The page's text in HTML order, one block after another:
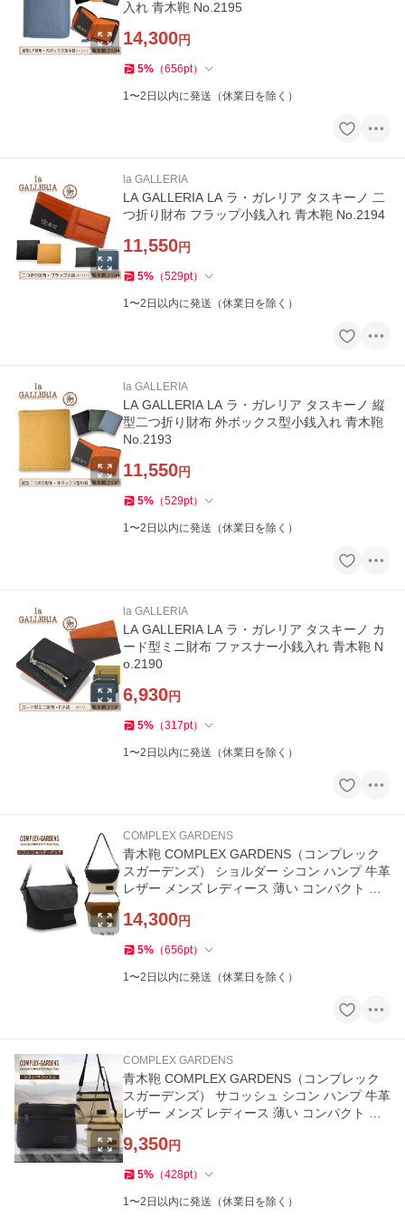
入れ 青木鞄 No.2195
14,300円
5% （656pt）
1〜2日以内に発送（休業日を除く）
la GALLERIA
LA GALLERIA LA ラ・ガレリア タスキーノ 二
つ折り財布 フラップ小銭入れ 青木鞄 No.2194
11,550円
5% （529pt）
1〜2日以内に発送（休業日を除く）
la GALLERIA
LA GALLERIA LA ラ・ガレリア タスキーノ 縦
型二つ折り財布 外ボックス型小銭入れ 青木鞄
No.2193
11,550円
5% （529pt）
1〜2日以内に発送（休業日を除く）
la GALLERIA
LA GALLERIA LA ラ・ガレリア タスキーノ カ
ード型ミニ財布 ファスナー小銭入れ 青木鞄 N
o.2190
6,930円
5% （317pt）
1〜2日以内に発送（休業日を除く）
COMPLEX GARDENS
青木鞄 COMPLEX GARDENS（コンプレック
スガーデンズ） ショルダー シコン ハンプ 牛革
レザー メンズ レディース 薄い コンパクト タ
14,300円
5% （656pt）
1〜2日以内に発送（休業日を除く）
COMPLEX GARDENS
青木鞄 COMPLEX GARDENS（コンプレック
スガーデンズ） サコッシュ シコン ハンプ 牛革
レザー メンズ レディース 薄い コンパクト タ
9,350円
5% （428pt）
1〜2日以内に発送（休業日を除く）